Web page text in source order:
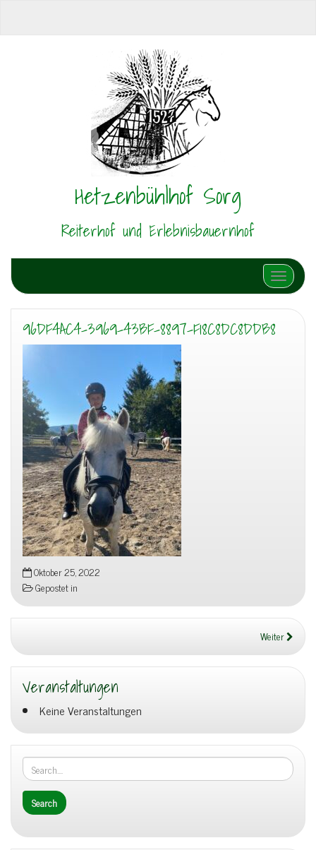
Hetzenbühlhof Sorg
Reiterhof und Erlebnisbauernhof
Schalte
96DF4AC4-3969-43BF-8897-F18C8DC8DDB8
Oktober 25, 2022
Gepostet in
Weiter
Veranstaltungen
Keine Veranstaltungen